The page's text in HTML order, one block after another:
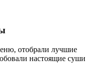
отобрали лучшие
настоящие суши